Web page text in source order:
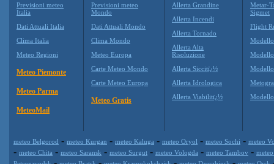
Previsioni meteo
Italia
Dati Attuali Italia
Clima Italia
Meteo Regioni
Meteo Piemonte
Meteo Parma
MeteoMail
Previsioni meteo
Mondo
Dati Attuali Mondo
Clima Mondo
Meteo Europa
Carte Meteo Mondo
Carte Meteo Europa
Meteo Gratis
Allerta Grandine
Allerta Incendi
Allerta Tornado
Allerta Alta
Risoluzione
Allerta Siccitï¿½
Allerta Idrologica
Allerta Viabilitï¿½
Metar-
Sigmet
Flight
Modello
meteo Belgorod - meteo Kurgan - meteo Kaluga - meteo Oryol - meteo Sochi - meteo
- meteo Chita - meteo Saransk - meteo Surgut - meteo Vologda - meteo Tambov -